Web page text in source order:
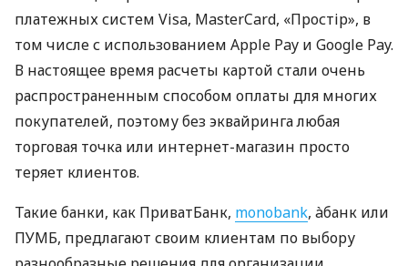
платежных систем Visa, MasterCard, «Простір», в
том числе с использованием Apple Pay и Google Pay.
В настоящее время расчеты картой стали очень
распространенным способом оплаты для многих
покупателей, поэтому без эквайринга любая
торговая точка или интернет-магазин просто
теряет клиентов.
Такие банки, как ПриватБанк, monobank, àбанк или
ПУМБ, предлагают своим клиентам по выбору